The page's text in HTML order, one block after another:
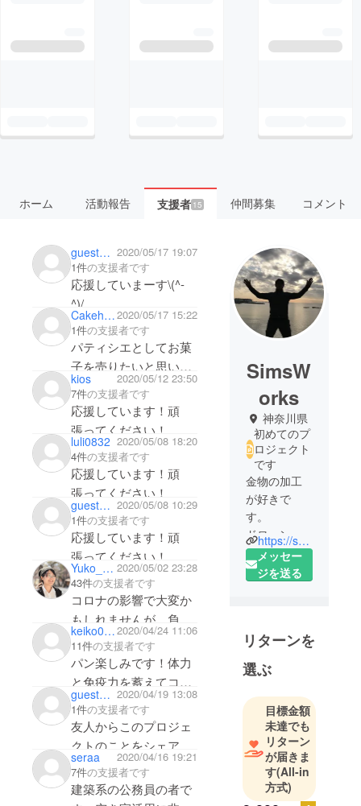
ホーム 活動報告 支援者 15 仲間募集 コメント
guestd9dfccb19904 2020/05/17 19:07
1件の支援者です
応援していまーす\(^-
^)/
Cakehouse ohana2020/05/17 15:22
1件の支援者です
パティシエとしてお菓
子を売りたいと思いつ
つ、菓子製造業許可の
壁を乗り越えてられず
にいる一人です。応援
させてもらいます！頑
張って下さい！
kios
2020/05/12 23:50
7件の支援者です
応援しています！頑
張ってください！
luli0832 2020/05/08 18:20
4件の支援者です
応援しています！頑
張ってください！
guestd95b535cf254 2020/05/08 10:29
1件の支援者です
応援しています！頑
張ってください！
Yuko_Kimura 2020/05/02 23:28
43件の支援者です
コロナの影響で大変か
もしれませんが、負け
ずに頑張ってくださ
い！応援しています！
keiko05302020/04/24 11:06
11件の支援者です
パン楽しみです！体力
と免疫力を蓄えてコロ
ナ終息にそなえましょ
う！
guest008b21d9ad84 2020/04/19 13:08
1件の支援者です
友人からこのプロジェ
クトのことをシェアし
ていただきました。応
援しています！頑張っ
seraa
2020/04/16 19:21
7件の支援者です
建築系の公務員の者で
SimsW
orks
神奈川県
初めてのプ
ロジェクト
です
金物の加工
が好きで
す。
ドローン
サッカー協
会
https://segshimu.wixsite.com/mysite-2
メッセー
ジを送る
リターンを
選ぶ
目標金額
未達でも
リターン
が届きま
す(All-in
方式)